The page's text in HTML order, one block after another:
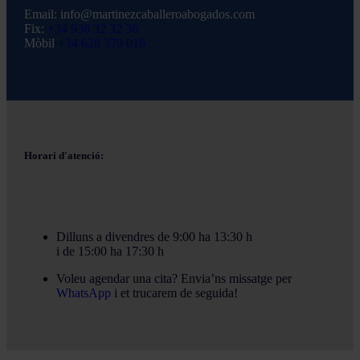
Email: info@martinezcaballeroabogados.com
Fix: +34 936 32 32 36
Mòbil +34 628 379 016
Horari d'atenció:
Dilluns a divendres de 9:00 ha 13:30 h
i de 15:00 ha 17:30 h
Voleu agendar una cita? Envia’ns missatge per
WhatsApp i et trucarem de seguida!